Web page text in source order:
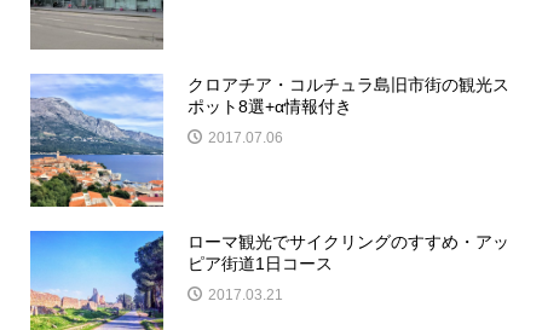
クロアチア・コルチュラ島旧市街の観光ス
ポット8選+α情報付き
2017.07.06
ローマ観光でサイクリングのすすめ・アッ
ピア街道1日コース
2017.03.21